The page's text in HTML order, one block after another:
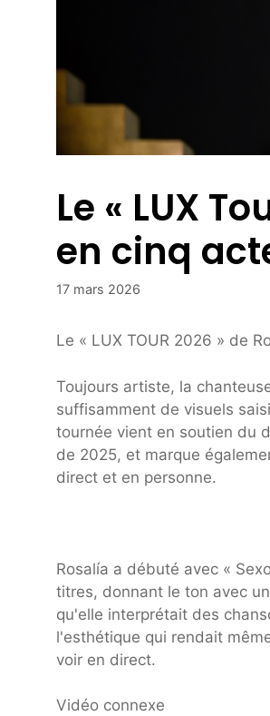
Le « LUX
en cinq
17 mars 2026
Le « LUX TOUR 2026 » de
Toujours artiste, la
suffisamment de visuels
tournée vient en soutien du
de 2025, et marque
direct et en personne.
Rosalía a débuté avec «
titres, donnant le ton avec
qu'elle interprétait des
l'esthétique qui rendait
voir en direct.
Vidéo connexe